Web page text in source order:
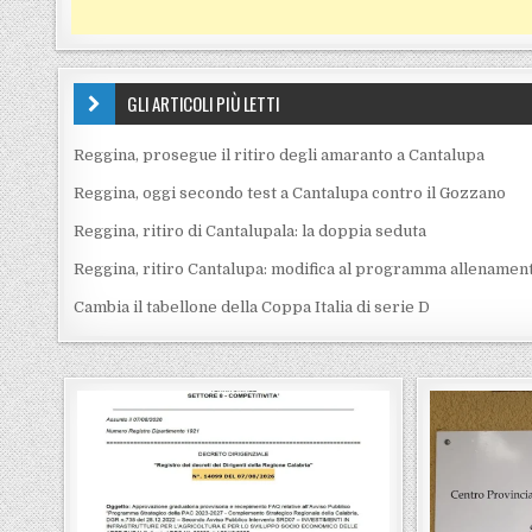
GLI ARTICOLI PIÙ LETTI
Reggina, prosegue il ritiro degli amaranto a Cantalupa
Reggina, oggi secondo test a Cantalupa contro il Gozzano
Reggina, ritiro di Cantalupala: la doppia seduta
Reggina, ritiro Cantalupa: modifica al programma
Cambia il tabellone della Coppa Italia di serie D